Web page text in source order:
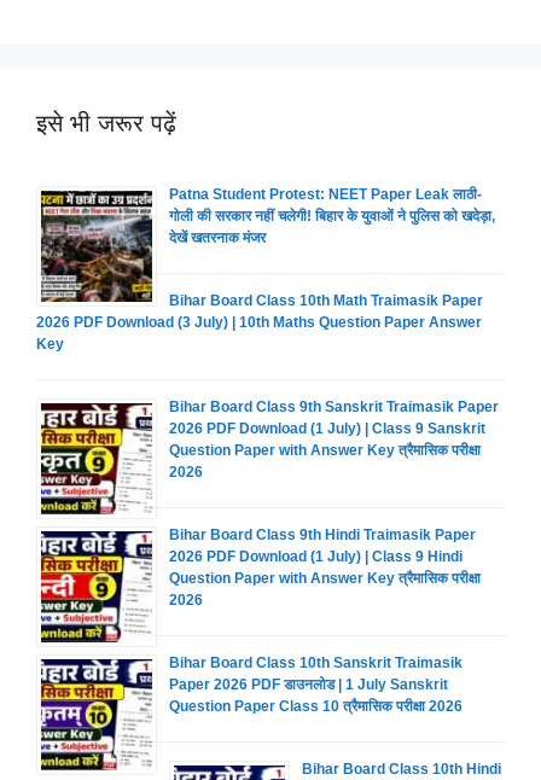
इसे भी जरूर पढ़ें
Patna Student Protest: NEET Paper Leak लाठी-
गोली की सरकार नहीं चलेगी! बिहार के युवाओं ने पुलिस को खदेड़ा,
देखें खतरनाक मंजर
Bihar Board Class 10th Math Traimasik Paper
2026 PDF Download (3 July) | 10th Maths Question Paper Answer
Key
Bihar Board Class 9th Sanskrit Traimasik Paper
2026 PDF Download (1 July) | Class 9 Sanskrit
Question Paper with Answer Key त्रैमासिक परीक्षा
2026
Bihar Board Class 9th Hindi Traimasik Paper
2026 PDF Download (1 July) | Class 9 Hindi
Question Paper with Answer Key त्रैमासिक परीक्षा
2026
Bihar Board Class 10th Sanskrit Traimasik
Paper 2026 PDF डाउनलोड | 1 July Sanskrit
Question Paper Class 10 त्रैमासिक परीक्षा 2026
Bihar Board Class 10th Hindi